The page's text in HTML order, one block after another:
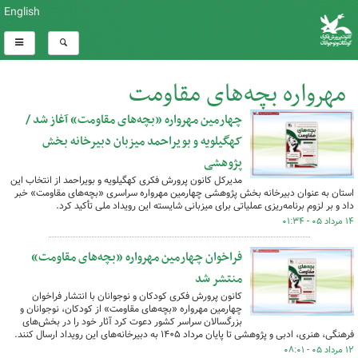
English
مهرواره بچه‌های مقاومت
کل اخبار:14
چهارمین مهرواره «بچه‌های مقاومت» آغاز شد /
کهگیلویه و بویراحمد میزبان دبیرخانه بخش
پژوهشی
مدیرکل کانون پرورش فکری کهگیلویه و بویراحمد از انتخاب این
استان به عنوان دبیرخانه بخش پژوهشی چهارمین مهرواره سراسری «بچه‌های مقاومت» خبر
داد و بر لزوم برنامه‌ریزی عملیاتی برای میزبانی شایسته این رویداد ملی تأکید کرد.
۱۴ مرداد ۰۵ - ۰۱:۳۴
فراخوان چهارمین مهرواره «بچه‌های مقاومت»
منتشر شد
کانون پرورش فکری کودکان و نوجوانان با انتشار فراخوان
چهارمین مهرواره «بچه‌های مقاومت» از کودکان، نوجوانان و
بزرگسالان سراسر کشور دعوت کرد آثار خود را در بخش‌های
فرهنگی، هنری، ادبی و پژوهشی تا پایان مرداد ۱۴۰۵ به دبیرخانه‌های این رویداد ارسال کنند.
۱۲ مرداد ۰۵ - ۰۸:۰۱